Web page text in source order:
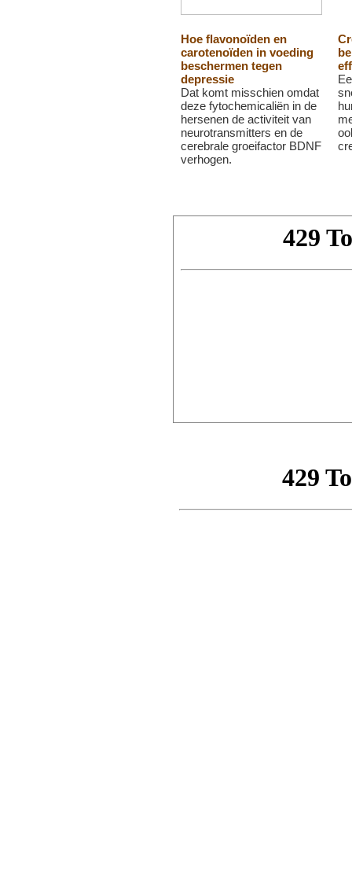
Hoe flavonoïden en
carotenoïden in voeding
beschermen tegen
depressie
Dat komt misschien omdat
deze fytochemicaliën in de
hersenen de activiteit van
neurotransmitters en de
cerebrale groeifactor BDNF
verhogen.